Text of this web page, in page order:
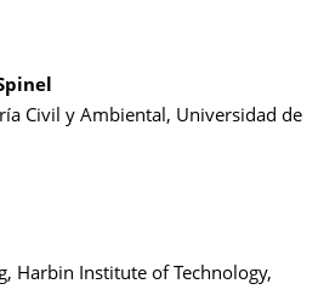
Civil y Ambiental, Universidad de
Harbin Institute of Technology,